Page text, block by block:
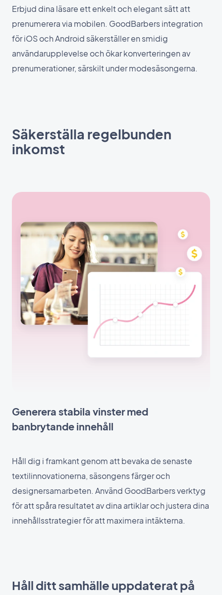
Erbjud dina läsare ett enkelt och elegant sätt att
prenumerera via mobilen. GoodBarbers integration
för iOS och Android säkerställer en smidig
användarupplevelse och ökar konverteringen av
prenumerationer, särskilt under modesäsongerna.
Säkerställa regelbunden
inkomst
Generera stabila vinster med
banbrytande innehåll
Håll dig i framkant genom att bevaka de senaste
textilinnovationerna, säsongens färger och
designersamarbeten. Använd GoodBarbers verktyg
för att spåra resultatet av dina artiklar och justera dina
innehållsstrategier för att maximera intäkterna.
Håll ditt samhälle uppdaterat på